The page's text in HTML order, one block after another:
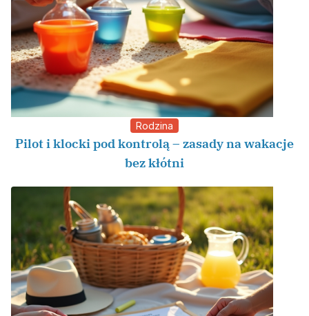
Rodzina
Pilot i klocki pod kontrolą – zasady na wakacje
bez kłótni